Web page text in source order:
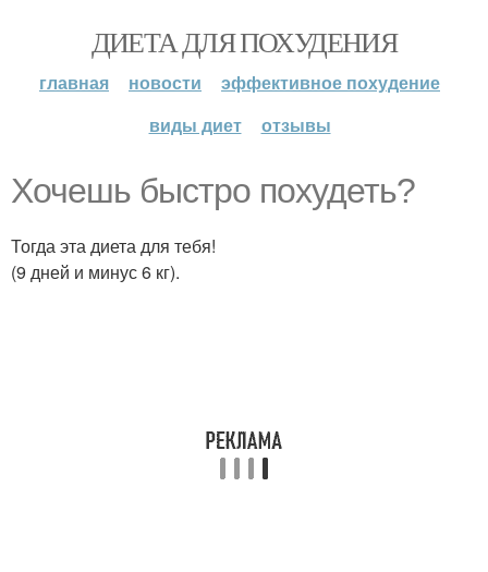
ДИЕТА ДЛЯ ПОХУДЕНИЯ
главная новости
эффективное похудение
виды диет
отзывы
Хочешь быстро похудеть?
Тогда эта диета для тебя!
(9 дней и минус 6 кг).